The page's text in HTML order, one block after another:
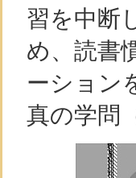
習を中断
め、読書
ーション
真の学問